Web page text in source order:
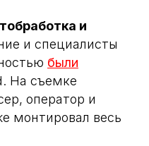
и
и специалисты
были
На съемке
оператор и
монтировал весь